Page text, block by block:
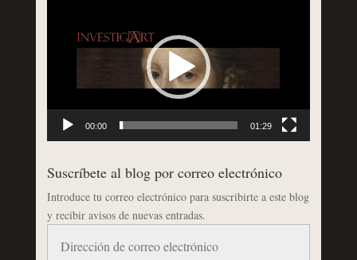
00:00 01:29
Suscríbete al blog por correo electrónico
Introduce tu correo electrónico para suscribirte a este blog
y recibir avisos de nuevas entradas.